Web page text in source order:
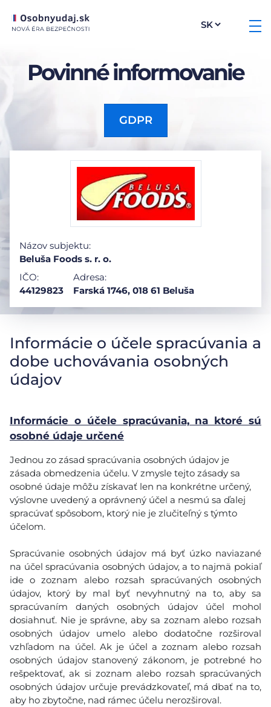
Povinné informovanie
GDPR
Názov subjektu:
Beluša Foods s. r. o.
IČO:
44129823
Adresa:
Farská 1746, 018 61 Beluša
Informácie o účele spracúvania a
dobe uchovávania osobných
údajov
Informácie o účele spracúvania, na ktoré sú
osobné údaje určené
Jednou zo zásad spracúvania osobných údajov je
zásada obmedzenia účelu. V zmysle tejto zásady sa
osobné údaje môžu získavať len na konkrétne určený,
výslovne uvedený a oprávnený účel a nesmú sa ďalej
spracúvať spôsobom, ktorý nie je zlučiteľný s týmto
účelom.
Spracúvanie osobných údajov má byť úzko naviazané
na účel spracúvania osobných údajov, a to najmä pokiaľ
ide o zoznam alebo rozsah spracúvaných osobných
údajov, ktorý by mal byť nevyhnutný na to, aby sa
spracúvaním daných osobných údajov účel mohol
dosiahnuť. Nie je správne, aby sa zoznam alebo rozsah
osobných údajov umelo alebo dodatočne rozširoval
vzhľadom na účel. Ak je účel a zoznam alebo rozsah
osobných údajov stanovený zákonom, je potrebné ho
rešpektovať, ak si zoznam alebo rozsah spracúvaných
osobných údajov určuje prevádzkovateľ, má dbať na to,
aby ho zbytočne, nad rámec účelu nerozširoval.